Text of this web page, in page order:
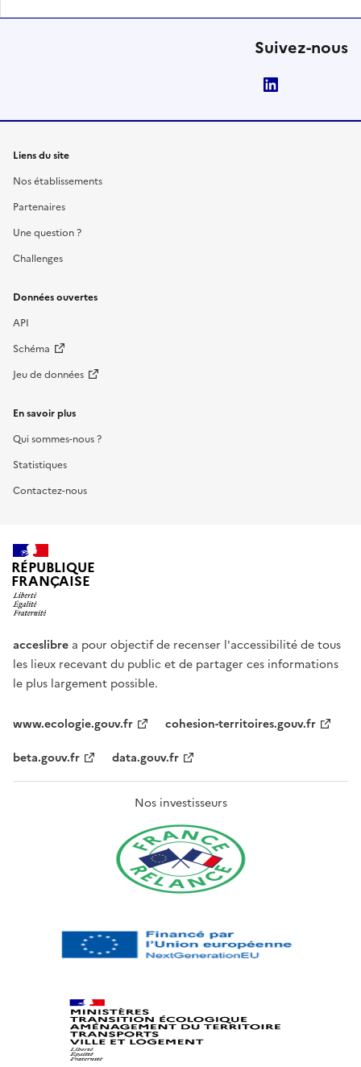
Suivez-nous
Liens du site
Nos établissements
Partenaires
Une question ?
Challenges
Données ouvertes
API
Schéma
Jeu de données
En savoir plus
Qui sommes-nous ?
Statistiques
Contactez-nous
RÉPUBLIQUE
FRANÇAISE
acceslibre a pour objectif de recenser l'accessibilité de tous
les lieux recevant du public et de partager ces informations
le plus largement possible.
www.ecologie.gouv.fr
cohesion-territoires.gouv.fr
beta.gouv.fr
data.gouv.fr
Nos investisseurs